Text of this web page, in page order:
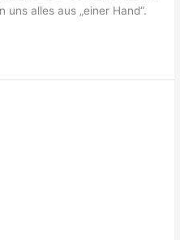
uns alles aus „einer Hand“.